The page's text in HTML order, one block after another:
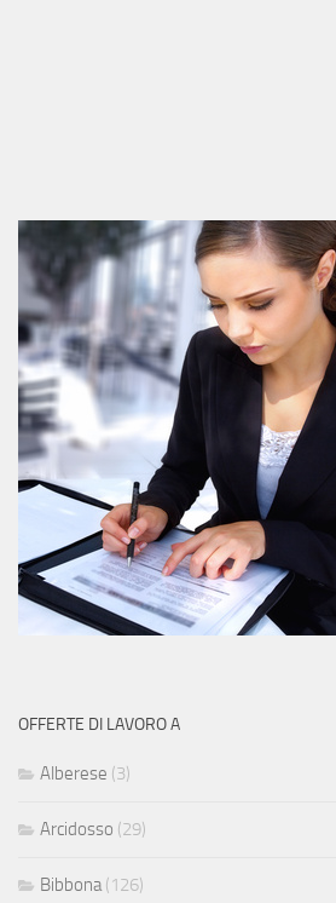
OFFERTE DI LAVORO A
Alberese (3)
Arcidosso (29)
Bibbona (126)